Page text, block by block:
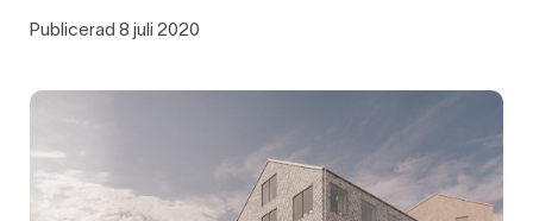
Publicerad 8 juli 2020